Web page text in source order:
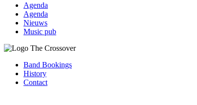
Agenda
Agenda
Nieuws
Music pub
Band Bookings
History
Contact